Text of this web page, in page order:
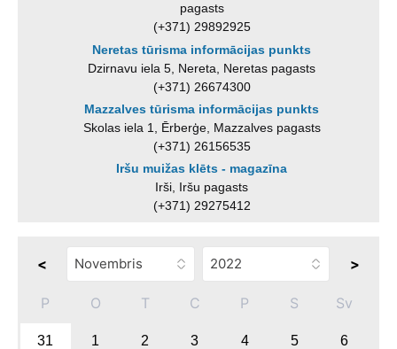
pagasts
(+371) 29892925
Neretas tūrisma informācijas punkts
Dzirnavu iela 5, Nereta, Neretas pagasts
(+371) 26674300
Mazzalves tūrisma informācijas punkts
Skolas iela 1, Ērberģe, Mazzalves pagasts
(+371) 26156535
Iršu muižas klēts - magazīna
Irši, Iršu pagasts
(+371) 29275412
< >
P O T C P S Sv
31 1 2 3 4 5 6